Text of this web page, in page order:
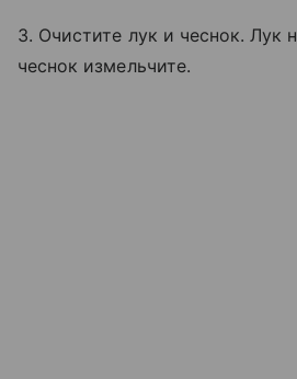
3. Очистите лук и чеснок. Лук
чеснок измельчите.